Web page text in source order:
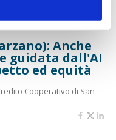
Anche
guidata dall'AI
ed equità
Cooperativo di San